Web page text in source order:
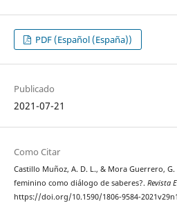
PDF (Español (España))
Publicado
2021-07-21
Como Citar
Castillo Muñoz, A. D. L., & Mora Guerrero,
feminino como diálogo de saberes?. Revista
https://doi.org/10.1590/1806-9584-